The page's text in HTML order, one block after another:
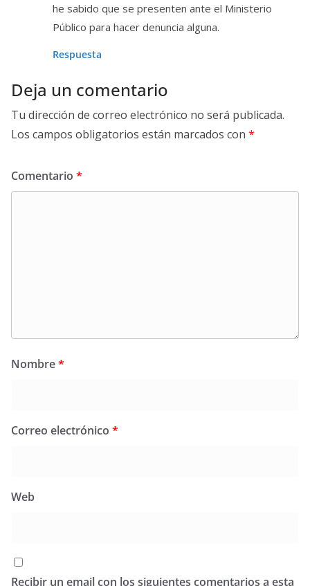
he sabido que se presenten ante el Ministerio
Público para hacer denuncia alguna.
Respuesta
Deja un comentario
Tu dirección de correo electrónico no será publicada.
Los campos obligatorios están marcados con *
Comentario *
Nombre*
Correo electrónico *
Web
Recibir un email con los siguientes comentarios a esta